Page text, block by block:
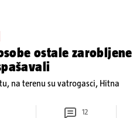
osobe ostale zarobljene
na terenu su vatrogasci, Hitna
12